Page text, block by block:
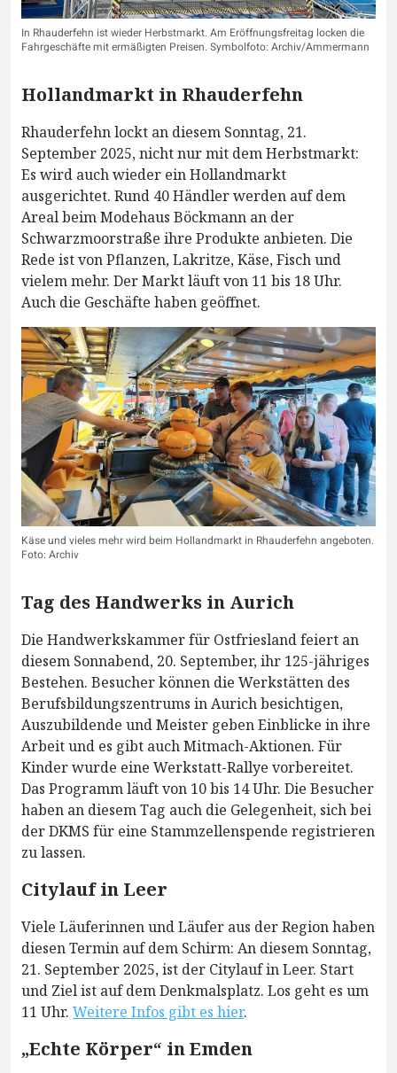
In Rhauderfehn ist wieder Herbstmarkt. Am Eröffnungsfreitag locken die
Fahrgeschäfte mit ermäßigten Preisen. Symbolfoto: Archiv/Ammermann
Hollandmarkt in Rhauderfehn
Rhauderfehn lockt an diesem Sonntag, 21.
September 2025, nicht nur mit dem Herbstmarkt:
Es wird auch wieder ein Hollandmarkt
ausgerichtet. Rund 40 Händler werden auf dem
Areal beim Modehaus Böckmann an der
Schwarzmoorstraße ihre Produkte anbieten. Die
Rede ist von Pflanzen, Lakritze, Käse, Fisch und
vielem mehr. Der Markt läuft von 11 bis 18 Uhr.
Auch die Geschäfte haben geöffnet.
Käse und vieles mehr wird beim Hollandmarkt in Rhauderfehn angeboten.
Foto: Archiv
Tag des Handwerks in Aurich
Die Handwerkskammer für Ostfriesland feiert an
diesem Sonnabend, 20. September, ihr 125-jähriges
Bestehen. Besucher können die Werkstätten des
Berufsbildungszentrums in Aurich besichtigen,
Auszubildende und Meister geben Einblicke in ihre
Arbeit und es gibt auch Mitmach-Aktionen. Für
Kinder wurde eine Werkstatt-Rallye vorbereitet.
Das Programm läuft von 10 bis 14 Uhr. Die Besucher
haben an diesem Tag auch die Gelegenheit, sich bei
der DKMS für eine Stammzellenspende registrieren
zu lassen.
Citylauf in Leer
Viele Läuferinnen und Läufer aus der Region haben
diesen Termin auf dem Schirm: An diesem Sonntag,
21. September 2025, ist der Citylauf in Leer. Start
und Ziel ist auf dem Denkmalsplatz. Los geht es um
11 Uhr. Weitere Infos gibt es hier.
„Echte Körper“ in Emden